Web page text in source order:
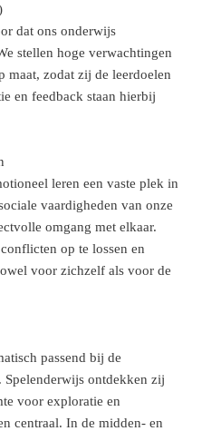
dat ons onderwijs
stellen hoge verwachtingen
maat, zodat zij de leerdoelen
en feedback staan hierbij
leren een vaste plek in
vaardigheden van onze
omgang met elkaar.
op te lossen en
voor zichzelf als voor de
passend bij de
ontdekken zij
voor exploratie en
centraal. In de midden- en